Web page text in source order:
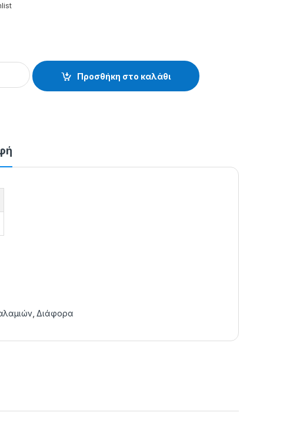
THΛEΣKOΠIKEΣ - 38.74.01.180 quantity
Προσθήκη στο καλάθι
,Διάφορα